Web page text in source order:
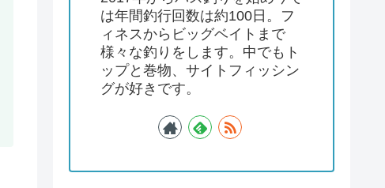
は年間釣行回数は約100日。フ
ィネスからビッグベイトまで
様々な釣りをします。中でもト
ップと巻物、サイトフィッシン
グが好きです。